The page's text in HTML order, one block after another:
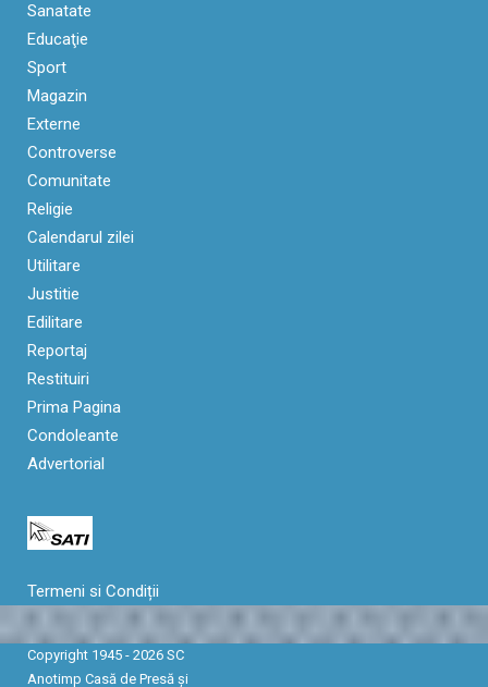
Sanatate
Educaţie
Sport
Magazin
Externe
Controverse
Comunitate
Religie
Calendarul zilei
Utilitare
Justitie
Edilitare
Reportaj
Restituiri
Prima Pagina
Condoleante
Advertorial
Termeni si Condiții
Copyright 1945 - 2026 SC
Anotimp Casă de Presă şi